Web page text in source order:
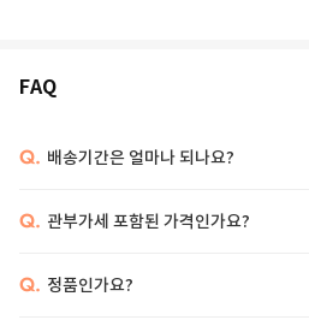
FAQ
Q. 배송기간은 얼마나 되나요?
Q. 관부가세 포함된 가격인가요?
Q. 정품인가요?